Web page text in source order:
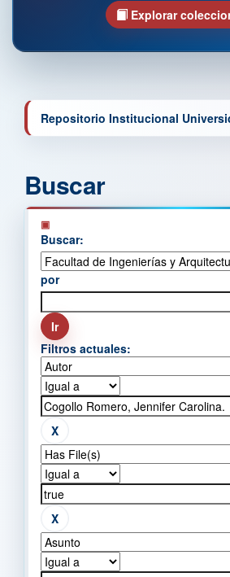
Explorar
Repositorio Institucional
Buscar
Buscar:
por
Filtros actuales: